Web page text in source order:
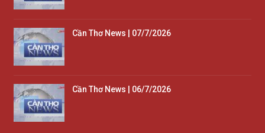
Cần Thơ News | 07/7/2026
Cần Thơ News | 06/7/2026